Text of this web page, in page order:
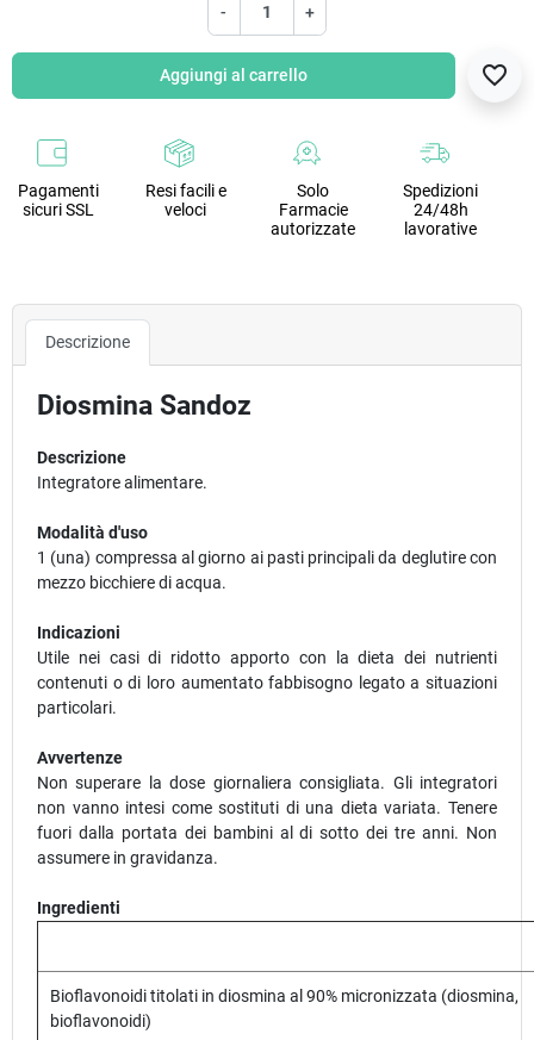
- +
Aggiungi al carrello favorite_border
Pagamenti
sicuri SSL
Resi facili e
veloci
Solo
Farmacie
autorizzate
Spedizioni
24/48h
lavorative
Descrizione
Diosmina Sandoz
Descrizione
Integratore alimentare.
Modalità d'uso
1 (una) compressa al giorno ai pasti principali da deglutire con
mezzo bicchiere di acqua.
Indicazioni
Utile nei casi di ridotto apporto con la dieta dei nutrienti
contenuti o di loro aumentato fabbisogno legato a situazioni
particolari.
Avvertenze
Non superare la dose giornaliera consigliata. Gli integratori
non vanno intesi come sostituti di una dieta variata. Tenere
fuori dalla portata dei bambini al di sotto dei tre anni. Non
assumere in gravidanza.
Ingredienti
Bioflavonoidi titolati in diosmina al 90% micronizzata (diosmina,
bioflavonoidi)